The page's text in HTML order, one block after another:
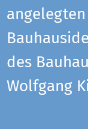
des
Wolfgang